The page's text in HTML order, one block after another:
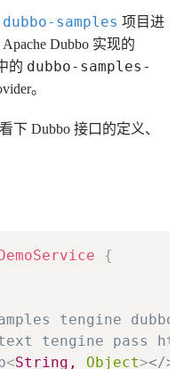
dubbo-samples 项目进
Dubbo 实现的
的 dubbo-samples-
。
下 Dubbo 接口的定义、
{
<String, Object>